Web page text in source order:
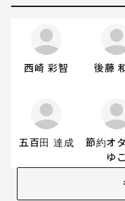
西崎 彩智 後藤
五百田 達成
節約オ
ゆこ